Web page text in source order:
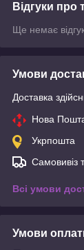
Відгуки про
Ще немає
Умови
Доставка
Нова
Укрпошта
Самовивіз
Всі умови
Умови